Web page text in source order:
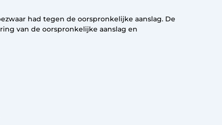
had tegen de oorspronkelijke aanslag. De
van de oorspronkelijke aanslag en